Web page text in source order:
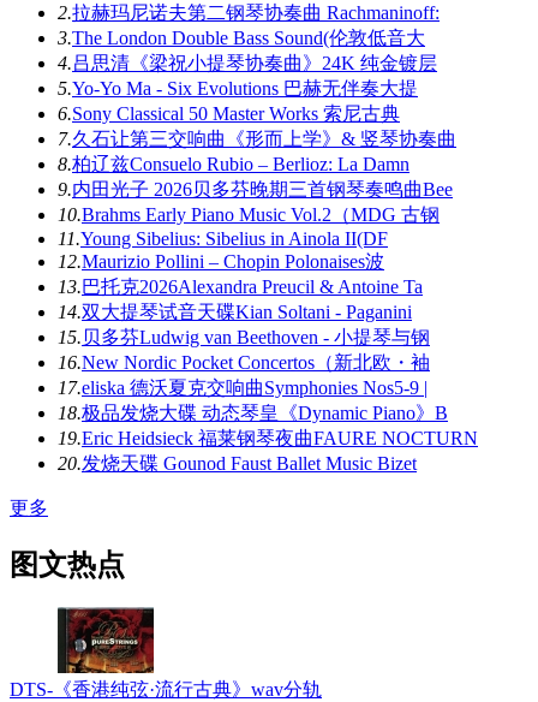
2.拉赫玛尼诺夫第二钢琴协奏曲 Rachmaninoff:
3.The London Double Bass Sound(伦敦低音大
4.吕思清《梁祝小提琴协奏曲》24K 纯金镀层
5.Yo-Yo Ma - Six Evolutions 巴赫无伴奏大提
6.Sony Classical 50 Master Works 索尼古典
7.久石让第三交响曲《形而上学》& 竖琴协奏曲
8.柏辽兹Consuelo Rubio – Berlioz: La Damn
9.内田光子 2026贝多芬晚期三首钢琴奏鸣曲Bee
10.Brahms Early Piano Music Vol.2（MDG 古钢
11.Young Sibelius: Sibelius in Ainola II(DF
12.Maurizio Pollini – Chopin Polonaises波
13.巴托克2026Alexandra Preucil & Antoine Ta
14.双大提琴试音天碟Kian Soltani - Paganini
15.贝多芬Ludwig van Beethoven - 小提琴与钢
16.New Nordic Pocket Concertos（新北欧・袖
17.eliska 德沃夏克交响曲Symphonies Nos5-9 |
18.极品发烧大碟 动态琴皇《Dynamic Piano》B
19.Eric Heidsieck 福莱钢琴夜曲FAURE NOCTURN
20.发烧天碟 Gounod Faust Ballet Music Bizet
更多
图文热点
DTS-《香港纯弦·流行古典》wav分轨